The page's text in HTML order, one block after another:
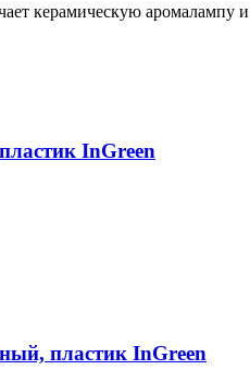
керамическую аромалампу
InGreen
пластик InGreen